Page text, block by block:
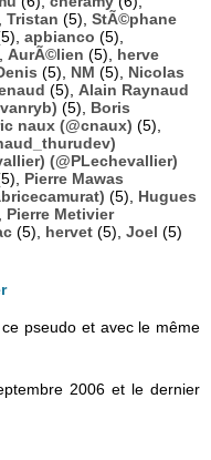
Tristan (5), StÃ©phane
apbianco (5),
AurÃ©lien (5), herve
(5), NM (5), Nicolas
(5), Alain Raynaud
(5), Boris
naux (@cnaux) (5),
(@PLechevallier)
Pierre Mawas
(5), Hugues
Pierre Metivier
(5), hervet (5), Joel (5)
pseudo et avec le même
2006 et le dernier